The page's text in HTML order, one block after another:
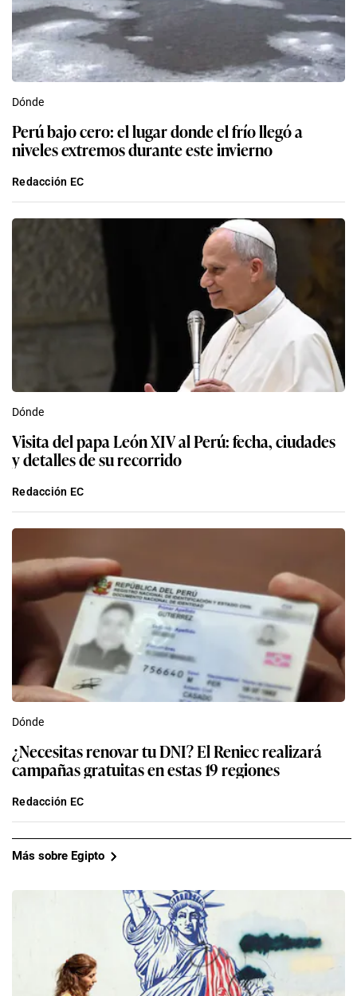
Dónde
Perú bajo cero: el lugar donde el frío llegó a
niveles extremos durante este invierno
Redacción EC
Dónde
Visita del papa León XIV al Perú: fecha, ciudades
y detalles de su recorrido
Redacción EC
Dónde
¿Necesitas renovar tu DNI? El Reniec realizará
campañas gratuitas en estas 19 regiones
Redacción EC
Más sobre Egipto